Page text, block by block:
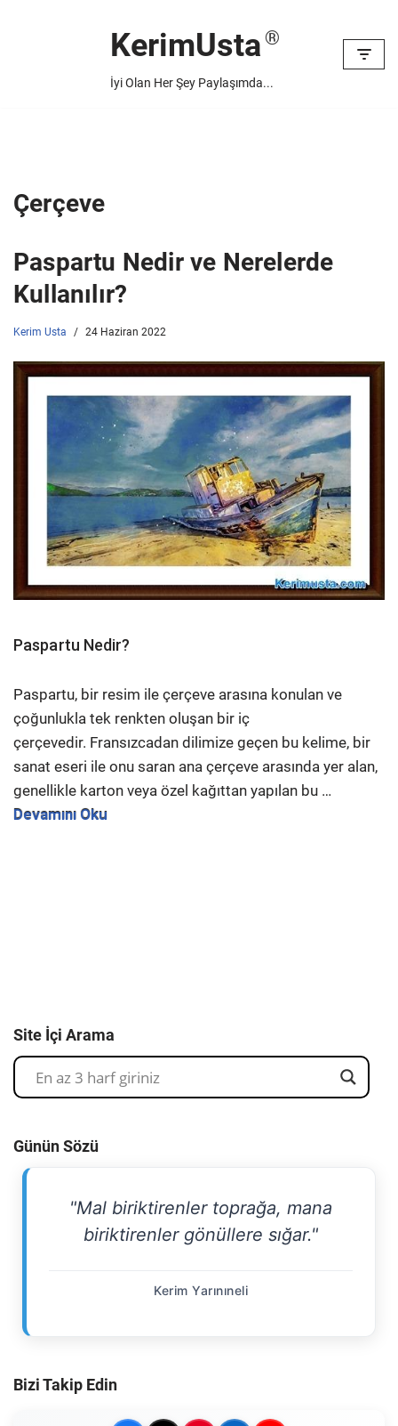
KerimUsta
İyi Olan Her Şey Paylaşımda...
Çerçeve
Paspartu Nedir ve Nerelerde
Kullanılır?
Kerim Usta 24 Haziran 2022
Paspartu Nedir?
Paspartu, bir resim ile çerçeve arasına konulan ve
çoğunlukla tek renkten oluşan bir iç
çerçevedir. Fransızcadan dilimize geçen bu kelime, bir
sanat eseri ile onu saran ana çerçeve arasında yer alan,
genellikle karton veya özel kağıttan yapılan bu …
Devamını Oku
Site İçi Arama
Günün Sözü
"Mal biriktirenler toprağa, mana
biriktirenler gönüllere sığar."
Kerim Yarınıneli
Bizi Takip Edin